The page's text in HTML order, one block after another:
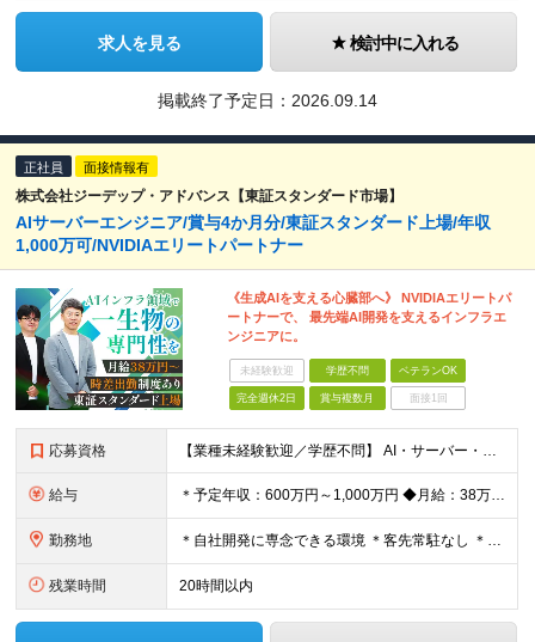
求人を見る 検討中に入れる
掲載終了予定日： 2026.09.14
正社員 面接情報有
株式会社ジーデップ・アドバンス【東証スタンダード市場】
AIサーバーエンジニア/賞与4か月分/東証スタンダード上場/年収
1,000万可/NVIDIAエリートパートナー
《生成AIを支える心臓部へ》 NVIDIAエリートパ
ートナーで、 最先端AI開発を支えるインフラエ
ンジニアに。
未経験歓迎 学歴不問 ベテランOK
完全週休2日 賞与複数月 面接1回
応募資格 【業種未経験歓迎／学歴不問】 AI・サーバー・インフラ技術に興味があり、 先端領域に挑戦したい方を歓迎します！ 【必須条件】 下記いずれかの経験がある方 ◆サーバーエンジニア経験がある方 ◆Linu
給与 ＊予定年収：600万円～1,000万円 ◆月給：38万8020円～64万6800円（固定残業代含む） ※固定残業代は月20時間分として、月額52,080円～86,800円を月給に含む。 ※上記を超える
勤務地 ＊自社開発に専念できる環境 ＊客先常駐なし ＊数千万円～数億円規模の最新機材が並ぶラボのようなオフィス環境 【東京本社】 東京都中央区晴海1-8-12 晴海アイランド トリトンスクエア オフィスタワ
残業時間 20時間以内